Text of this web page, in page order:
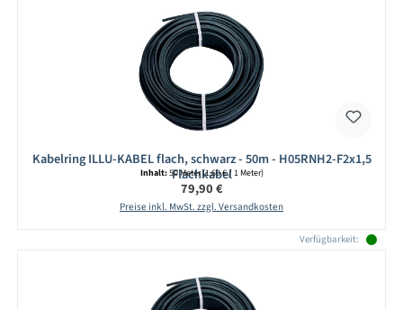
Kabelring ILLU-KABEL flach, schwarz - 50m - H05RNH2-F2x1,5
Flachkabel
Inhalt:50 Meter(1,60 € / 1 Meter)
Regulärer Preis:
79,90 €
Preise inkl. MwSt. zzgl. Versandkosten
Verfügbarkeit: